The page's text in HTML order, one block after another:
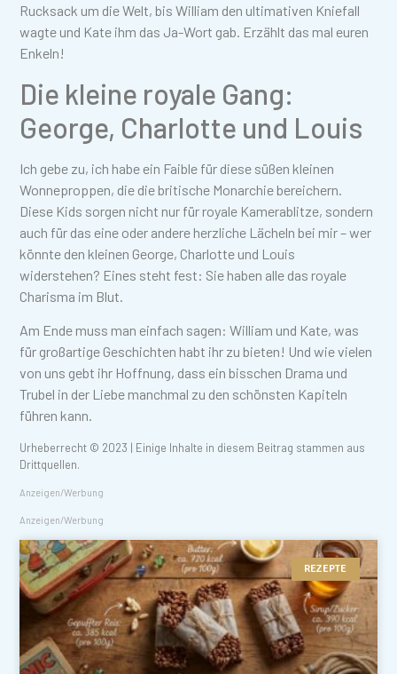
Rucksack um die Welt, bis William den ultimativen Kniefall
wagte und Kate ihm das Ja-Wort gab. Erzählt das mal euren
Enkeln!
Die kleine royale Gang:
George, Charlotte und Louis
Ich gebe zu, ich habe ein Faible für diese süßen kleinen
Wonneproppen, die die britische Monarchie bereichern.
Diese Kids sorgen nicht nur für royale Kamerablitze, sondern
auch für das eine oder andere herzliche Lächeln bei mir – wer
könnte den kleinen George, Charlotte und Louis
widerstehen? Eines steht fest: Sie haben alle das royale
Charisma im Blut.
Am Ende muss man einfach sagen: William und Kate, was
für großartige Geschichten habt ihr zu bieten! Und wie vielen
von uns gebt ihr Hoffnung, dass ein bisschen Drama und
Trubel in der Liebe manchmal zu den schönsten Kapiteln
führen kann.
Urheberrecht © 2023 | Einige Inhalte in diesem Beitrag stammen aus
Drittquellen.
Anzeigen/Werbung
Anzeigen/Werbung
REZEPTE